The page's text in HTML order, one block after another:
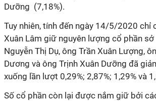
Dưỡng (7,18%).
Tuy nhiên, tính đến ngày 14/5/2020 chỉ
Xuân Lâm giữ nguyên lượng cổ phần
Nguyễn Thị Dụ, ông Trần Xuân Lượng,
Dương và ông Trịnh Xuân Dưỡng đã
xuống lần lượt 0,29%; 2,87%; 1,29% và
Số cổ phần còn lại được nắm giữ bởi